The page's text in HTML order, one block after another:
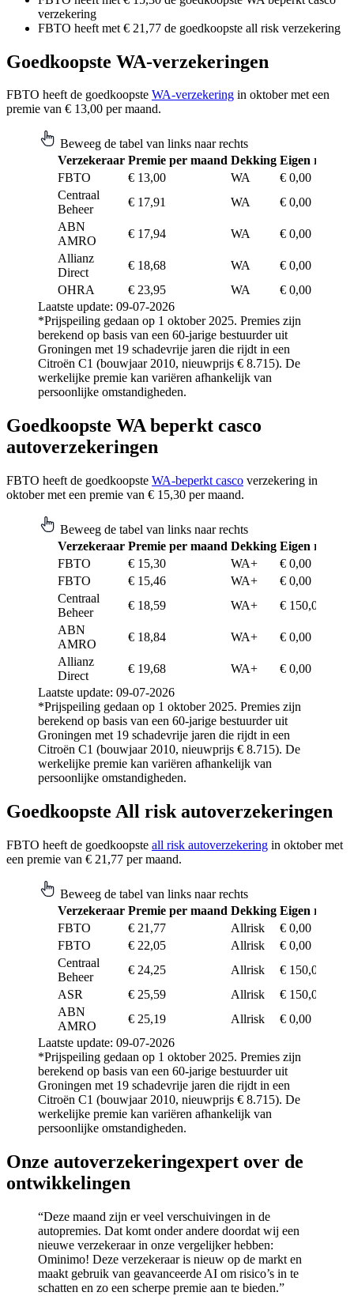
verzekering
FBTO heeft met € 21,77 de goedkoopste all risk verzekering
Goedkoopste WA-verzekeringen
FBTO heeft de goedkoopste WA-verzekering in oktober met een
premie van € 13,00 per maand.
Beweeg de tabel van links naar rechts
Verzekeraar Premie per maand Dekking Eigen risico
FBTO
€ 13,00 WA
€ 0,00
Centraal
Beheer
€ 17,91 WA
€ 0,00
ABN
AMRO
€ 17,94 WA
€ 0,00
Allianz
Direct
€ 18,68 WA
€ 0,00
OHRA
€ 23,95 WA
€ 0,00
Laatste update: 09-07-2026
*Prijspeiling gedaan op 1 oktober 2025. Premies zijn
berekend op basis van een 60-jarige bestuurder uit
Groningen met 19 schadevrije jaren die rijdt in een
Citroën C1 (bouwjaar 2010, nieuwprijs € 8.715). De
werkelijke premie kan variëren afhankelijk van
persoonlijke omstandigheden.
Goedkoopste WA beperkt casco
autoverzekeringen
FBTO heeft de goedkoopste WA-beperkt casco verzekering in
oktober met een premie van € 15,30 per maand.
Beweeg de tabel van links naar rechts
Verzekeraar Premie per maand Dekking Eigen risico
FBTO
€ 15,30 WA+
€ 0,00
FBTO
€ 15,46 WA+
€ 0,00
Centraal
Beheer
€ 18,59 WA+
€ 150,00
ABN
AMRO
€ 18,84 WA+
€ 0,00
Allianz
Direct
€ 19,68 WA+
€ 0,00
Laatste update: 09-07-2026
*Prijspeiling gedaan op 1 oktober 2025. Premies zijn
berekend op basis van een 60-jarige bestuurder uit
Groningen met 19 schadevrije jaren die rijdt in een
Citroën C1 (bouwjaar 2010, nieuwprijs € 8.715). De
werkelijke premie kan variëren afhankelijk van
persoonlijke omstandigheden.
Goedkoopste All risk autoverzekeringen
FBTO heeft de goedkoopste all risk autoverzekering in oktober met
een premie van € 21,77 per maand.
Beweeg de tabel van links naar rechts
Verzekeraar Premie per maand Dekking Eigen risico
FBTO
€ 21,77 Allrisk
€ 0,00
FBTO
€ 22,05 Allrisk
€ 0,00
Centraal
Beheer
€ 24,25 Allrisk
€ 150,00
ASR
€ 25,59 Allrisk
€ 150,00
ABN
AMRO
€ 25,19 Allrisk
€ 0,00
Laatste update: 09-07-2026
*Prijspeiling gedaan op 1 oktober 2025. Premies zijn
berekend op basis van een 60-jarige bestuurder uit
Groningen met 19 schadevrije jaren die rijdt in een
Citroën C1 (bouwjaar 2010, nieuwprijs € 8.715). De
werkelijke premie kan variëren afhankelijk van
persoonlijke omstandigheden.
Onze autoverzekeringexpert over de
ontwikkelingen
“Deze maand zijn er veel verschuivingen in de
autopremies. Dat komt onder andere doordat wij een
nieuwe verzekeraar in onze vergelijker hebben:
Ominimo! Deze verzekeraar is nieuw op de markt en
maakt gebruik van geavanceerde AI om risico’s in te
schatten en zo een scherpe premie aan te bieden.”